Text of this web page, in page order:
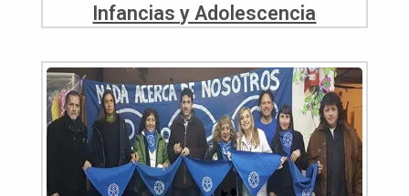
Infancias y Adolescencia